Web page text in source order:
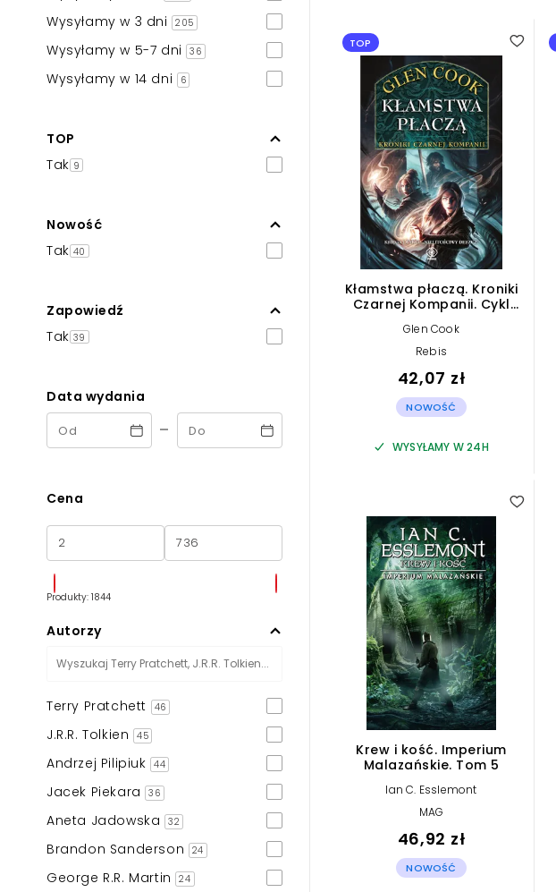
Wysyłamy w 3 dni 205
Wysyłamy w 5-7 dni 36
Wysyłamy w 14 dni 6
TOP
Tak 9
Nowość
Tak 40
Zapowiedź
Tak 39
Data wydania
-
Cena
Produkty: 1844
Autorzy
Terry Pratchett 46
J.R.R. Tolkien 45
Andrzej Pilipiuk 44
Jacek Piekara 36
Aneta Jadowska 32
Brandon Sanderson 24
George R.R. Martin 24
TOP
Kłamstwa płaczą. Kroniki
Czarnej Kompanii. Cykl
Glen Cook
Rebis
42,07 zł
NOWOŚĆ
WYSYŁAMY W 24H
Krew i kość. Imperium
Malazańskie. Tom 5
Ian C. Esslemont
MAG
46,92 zł
NOWOŚĆ
Powiększony kursor
Pomoc w czytaniu
Podkreślenie linków